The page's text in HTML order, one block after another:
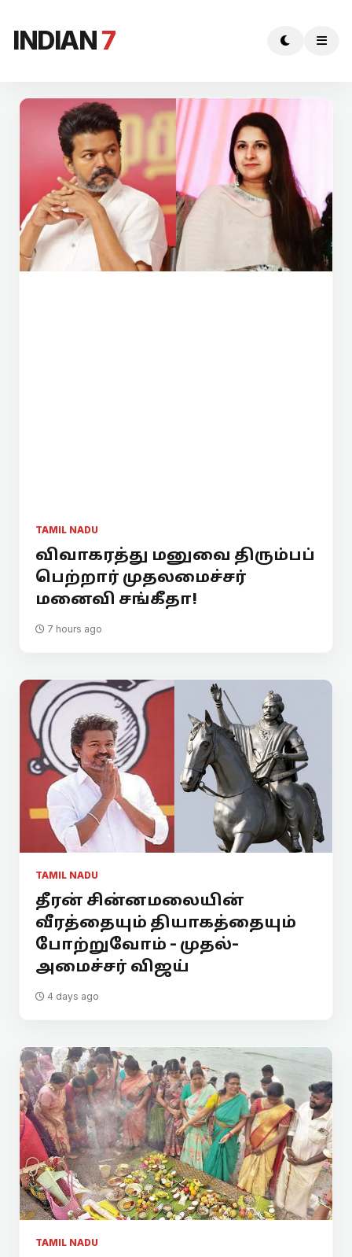
INDIAN7
TAMIL NADU
விவாகரத்து மனுவை திரும்பப்
பெற்றார் முதலமைச்சர்
மனைவி சங்கீதா!
7 hours ago
TAMIL NADU
தீரன் சின்னமலையின்
வீரத்தையும் தியாகத்தையும்
போற்றுவோம் - முதல்-
அமைச்சர் விஜய்
4 days ago
TAMIL NADU